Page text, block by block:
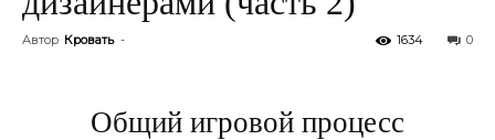
Автор Кровать - 0
1634
Общий игровой процесс